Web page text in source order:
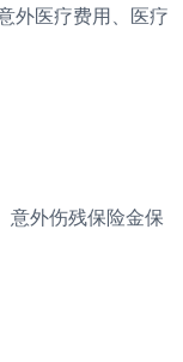
外医疗费用、医疗
意外伤残保险金保